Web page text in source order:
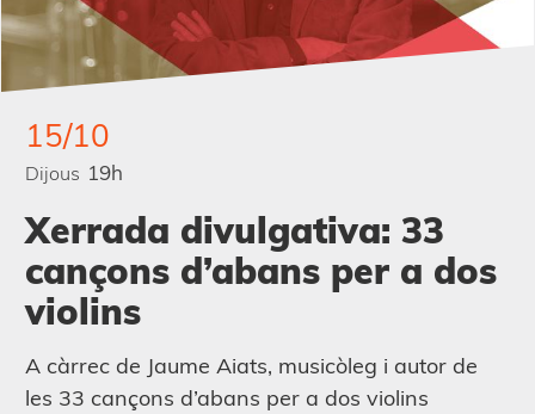
15/10
Dijous 19h
Xerrada divulgativa: 33
cançons d’abans per a dos
violins
A càrrec de Jaume Aiats, musicòleg i autor de
les 33 cançons d’abans per a dos violins